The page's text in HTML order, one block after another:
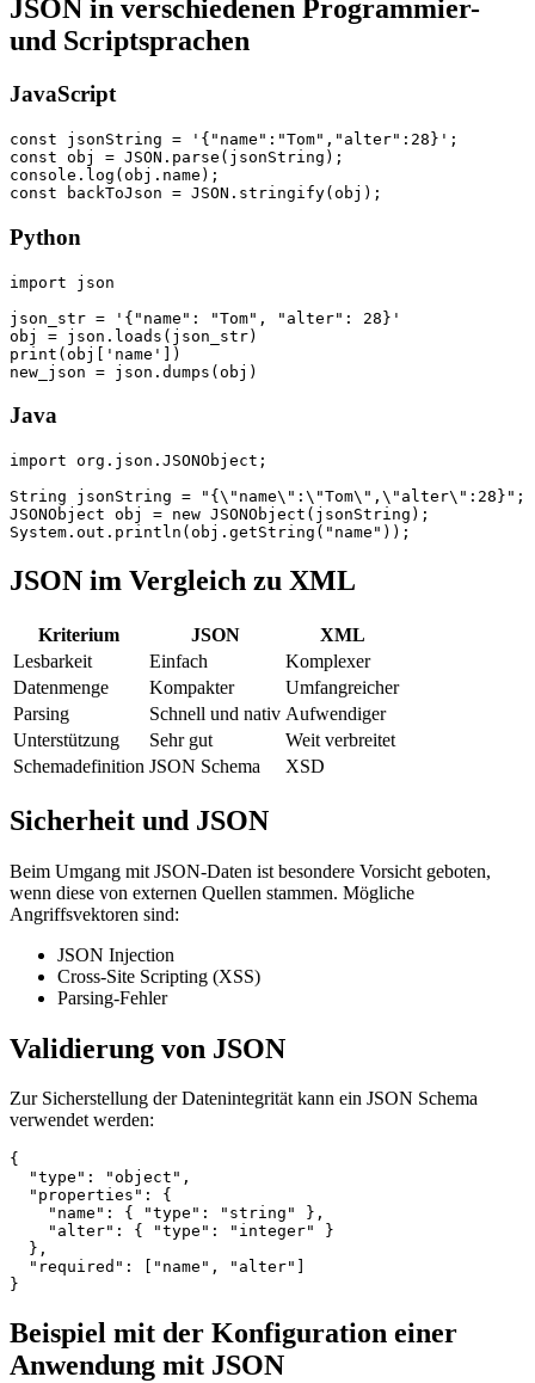
JSON in verschiedenen Programmier-
und Scriptsprachen
JavaScript
const jsonString = '{"name":"Tom","alter":28}';
const obj = JSON.parse(jsonString);
console.log(obj.name);
Python
import json
json_str = '{"name": "Tom", "alter": 28}'
obj = json.loads(json_str)
print(obj['name'])
Java
import org.json.JSONObject;
String jsonString = "{\"name\":\"Tom\",\"alter\":28}";
JSONObject obj = new JSONObject(jsonString);
JSON im Vergleich zu XML
Kriterium JSON
XML
Lesbarkeit
Einfach
Komplexer
Datenmenge
Kompakter
Umfangreicher
Parsing
Schnell und nativ Aufwendiger
Unterstützung
Sehr gut
Weit verbreitet
Schemadefinition JSON Schema XSD
Sicherheit und JSON
Beim Umgang mit JSON-Daten ist besondere Vorsicht geboten,
wenn diese von externen Quellen stammen. Mögliche
Angriffsvektoren sind:
JSON Injection
Cross-Site Scripting (XSS)
Parsing-Fehler
Validierung von JSON
Zur Sicherstellung der Datenintegrität kann ein JSON Schema
verwendet werden:
{
  "type": "object",
  "properties": {
    "name": { "type": "string" },
    "alter": { "type": "integer" }
  },
  "required": ["name", "alter"]
Beispiel mit der Konfiguration einer
Anwendung mit JSON